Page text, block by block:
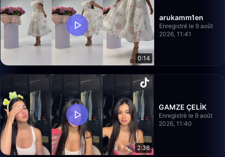
0:14
arukamm1en
Enregistré le 9 août
2026, 11:41
2:36
GAMZE ÇELİK
Enregistré le 9 août
2026, 11:40